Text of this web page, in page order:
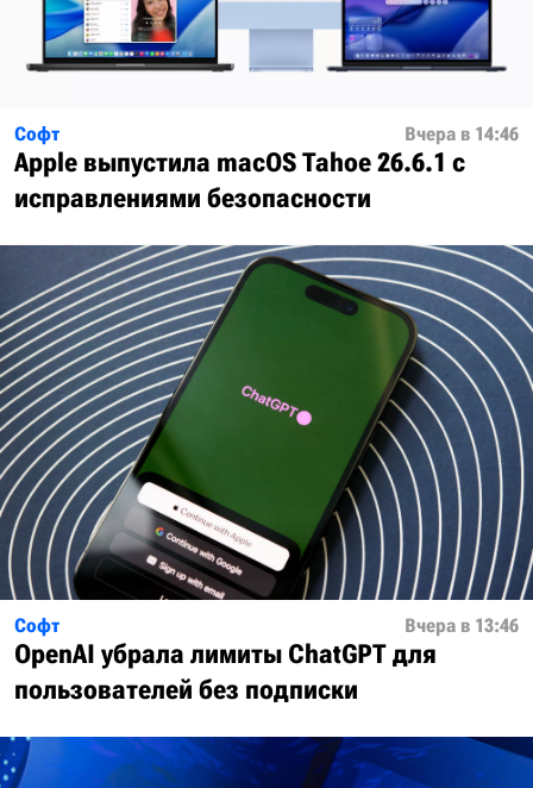
Софт Вчера в 14:46
Apple выпустила macOS Tahoe 26.6.1 с
исправлениями безопасности
Софт Вчера в 13:46
OpenAI убрала лимиты ChatGPT для
пользователей без подписки